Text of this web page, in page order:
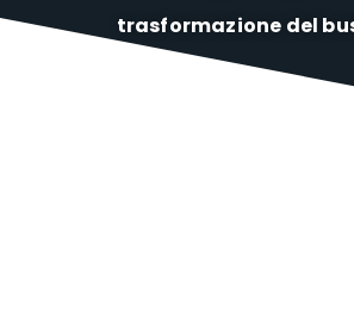
trasformazione del